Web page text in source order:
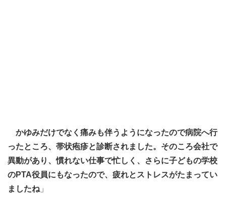
かゆみだけでなく痛みも伴うようになったので病院へ行
ったところ、帯状疱疹と診断されました。そのころ会社で
異動があり、慣れない仕事で忙しく、さらに子どもの学校
のPTA役員にもなったので、疲れとストレスがたまってい
ましたね」